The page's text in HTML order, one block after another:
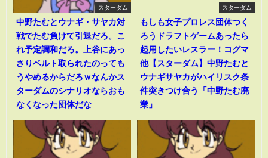
スターダム
中野たむとウナギ・サヤカ対
戦でたむ負けて引退だろ。こ
れ予定調和だろ。上谷にあっ
さりベルト取られたのっても
うやめるからだろｗなんかス
ターダムのシナリオならおも
なくなった団体だな
スターダム
もしも女子プロレス団体つく
ろうドラフトゲームあったら
起用したいレスラー！コグマ
他【スターダム】中野たむと
ウナギサヤカがハイリスク条
件突きつけ合う「中野たむ廃
業」